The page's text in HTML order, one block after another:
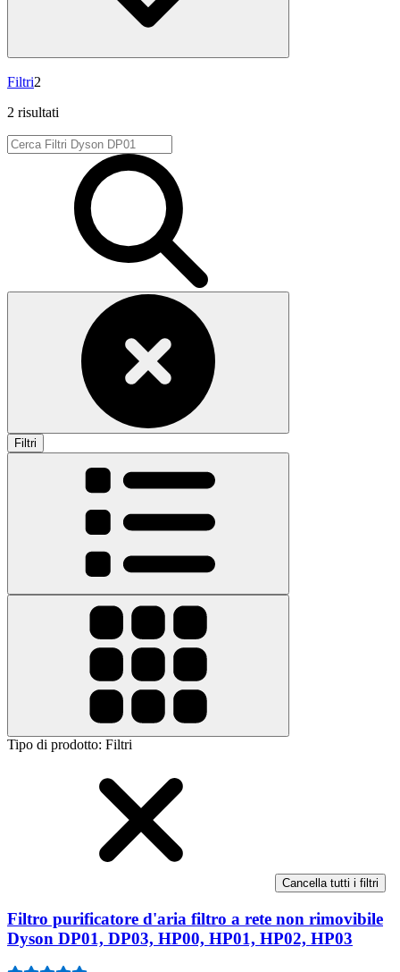
Filtri2
2 risultati
Filtri
Tipo di prodotto: Filtri
Cancella tutti i filtri
Filtro purificatore d'aria filtro a rete non rimovibile
Dyson DP01, DP03, HP00, HP01, HP02, HP03